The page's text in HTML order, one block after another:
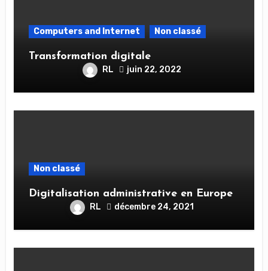
Computers and Internet Non classé
Transformation digitale
RL juin 22, 2022
Non classé
Digitalisation administrative en Europe
RL décembre 24, 2021